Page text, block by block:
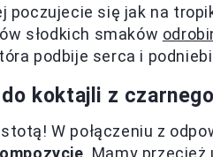
poczujecie się jak na
słodkich smaków
podbije serca i
koktajli z
W połączeniu z
. Mamy